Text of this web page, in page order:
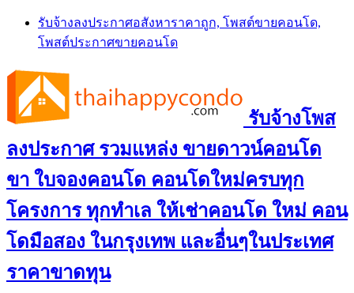
Skip
content
รับจ้างลงประกาศอสังหาราคาถูก, โพสต์ขายคอนโด,
โพสต์ประกาศขายคอนโด
รับจ้างโพส
ลงประกาศ รวมแหล่ง ขายดาวน์คอนโด
ขา ใบจองคอนโด คอนโดใหม่ครบทุก
โครงการ ทุกทำเล ให้เช่าคอนโด ใหม่ คอน
โดมือสอง ในกรุงเทพ และอื่นๆในประเทศ
ราคาขาดทุน